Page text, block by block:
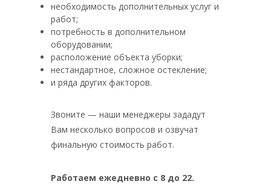
необходимость дополнительных услуг и
работ;
потребность в дополнительном
оборудовании;
расположение объекта уборки;
нестандартное, сложное остекление;
и ряда других факторов.
Звоните — наши менеджеры зададут
Вам несколько вопросов и озвучат
финальную стоимость работ.
Работаем ежедневно с 8 до 22.